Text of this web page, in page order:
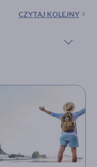
CZYTAJ KOLEJNY
innych państw dla
zdrowie/informacja-
granice-
dla-
14.01.2026].
Gostner J.M., Decker
P., Patzelt C., Steurer